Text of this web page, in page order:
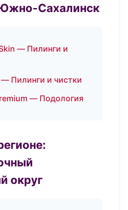
Сахалинск
— Пилинги и
Пилинги и чистки
— Подология
округ